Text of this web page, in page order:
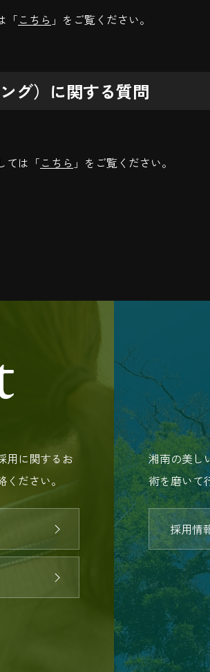
「こちら 」をご覧ください。
グ）に関する質問
ては「こちら 」をご覧ください。
用に関するお
ださい。
湘南の美し
術を磨いて
採用情